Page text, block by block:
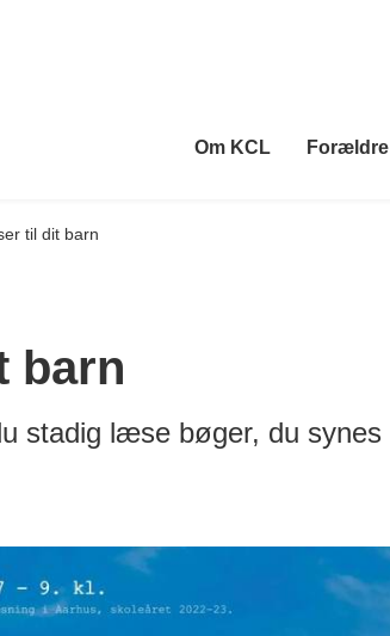
Om KCL Forældre
til dit barn
barn
stadig læse bøger, du synes